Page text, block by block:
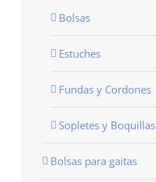
Bolsas
Estuches
Fundas y Cordones
Sopletes y Boquillas
Bolsas para gaitas